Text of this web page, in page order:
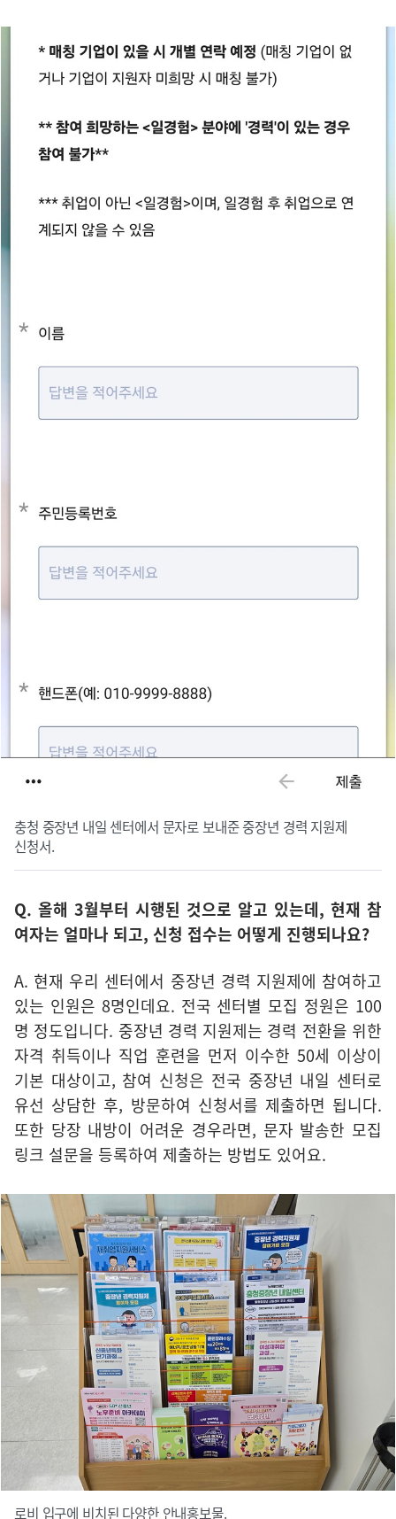
충청 중장년 내일 센터에서 문자로 보내준 중장년 경력 지원제
신청서.
Q. 올해 3월부터 시행된 것으로 알고 있는데, 현재 참
여자는 얼마나 되고, 신청 접수는 어떻게 진행되나요?
A. 현재 우리 센터에서 중장년 경력 지원제에 참여하고
있는 인원은 8명인데요. 전국 센터별 모집 정원은 100
명 정도입니다. 중장년 경력 지원제는 경력 전환을 위한
자격 취득이나 직업 훈련을 먼저 이수한 50세 이상이
기본 대상이고, 참여 신청은 전국 중장년 내일 센터로
유선 상담한 후, 방문하여 신청서를 제출하면 됩니다.
또한 당장 내방이 어려운 경우라면, 문자 발송한 모집
링크 설문을 등록하여 제출하는 방법도 있어요.
로비 입구에 비치된 다양한 안내홍보물.